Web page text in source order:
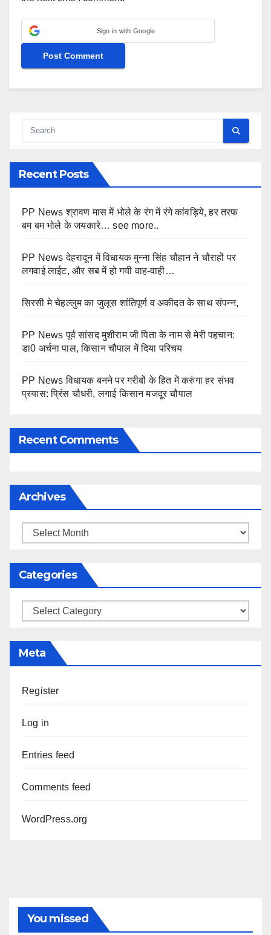
Sign in with Google
Recent Posts
PP News श्रावण मास में भोले के रंग में रंगे कांवड़िये, हर तरफ
बम बम भोले के जयकारे… see more..
PP News देहरादून में विधायक मुन्ना सिंह चौहान ने चौराहों पर
लगवाई लाईट, और सब में हो गयी वाह-वाही…
सिरसी मे चेहल्लुम का जुलूस शांतिपूर्ण व अकीदत के साथ संपन्न,
PP News पूर्व सांसद मुशीराम जी पिता के नाम से मेरी पहचान:
डा0 अर्चना पाल, किसान चौपाल में दिया परिचय
PP News विधायक बनने पर गरीबों के हित में करुंगा हर संभव
प्रयास: प्रिंस चौधरी, लगाई किसान मजदूर चौपाल
Recent Comments
Archives
Archives
Categories
Categories
Meta
Register
Log in
Entries feed
Comments feed
WordPress.org
You missed